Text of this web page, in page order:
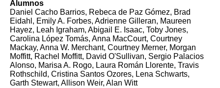
Alumnos
Daniel Cacho Barrios, Rebeca de Paz Gómez, Brad
Eidahl, Emily A. Forbes, Adrienne Gilleran, Maureen
Hayez, Leah Igraham, Abigail E. Isaac, Toby Jones,
Carolina López Tomás, Anna MacCourt, Courtney
Mackay, Anna W. Merchant, Courtney Merner, Morgan
Moffitt, Rachel Moffitt, David O'Sullivan, Sergio Palacios
Alonso, Marisa A. Rogo, Laura Román Llorente, Travis
Rothschild, Cristina Santos Ozores, Lena Schwarts,
Garth Stewart, Allison Weir, Alan Witt